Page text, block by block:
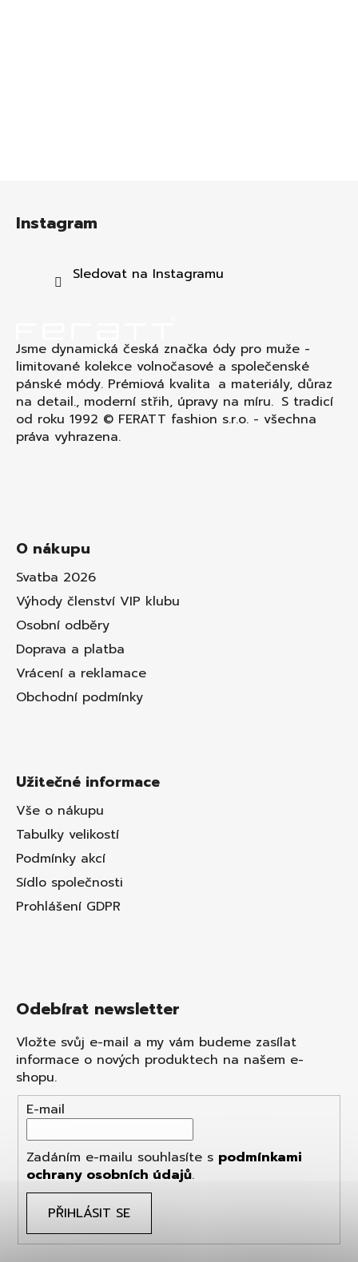
Instagram
Sledovat na Instagramu
Jsme dynamická česká značka ódy pro muže -
limitované kolekce volnočasové a společenské
pánské módy. Prémiová kvalita a materiály, důraz
na detail., moderní střih, úpravy na míru. S tradicí
od roku 1992 © FERATT fashion s.r.o. - všechna
práva vyhrazena.
O nákupu
Svatba 2026
Výhody členství VIP klubu
Osobní odběry
Doprava a platba
Vrácení a reklamace
Obchodní podmínky
Užitečné informace
Vše o nákupu
Tabulky velikostí
Podmínky akcí
Sídlo společnosti
Prohlášení GDPR
Odebírat newsletter
Vložte svůj e-mail a my vám budeme zasílat
informace o nových produktech na našem e-
shopu.
E-mail
Zadáním e-mailu souhlasíte s podmínkami
ochrany osobních údajů.
PŘIHLÁSIT SE